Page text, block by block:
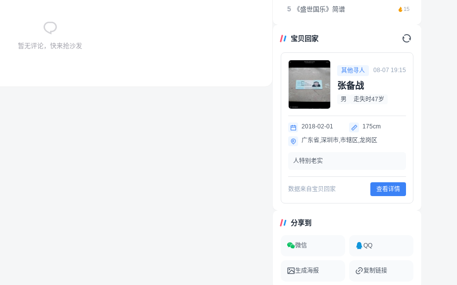
暂无评论，快来抢沙发
5 《盛世国乐》简谱 15
宝贝回家
其他寻人 08-07 19:15
张备战
男 走失时47岁
2018-02-01
175cm
广东省,深圳市,市辖区,龙岗区
人特别老实
数据来自宝贝回家 查看详情
分享到
微信 QQ
生成海报 复制链接